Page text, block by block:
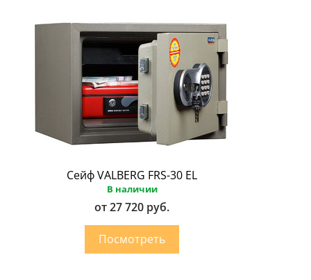
Сейф VALBERG FRS-30 EL
В наличии
от 27 720 руб.